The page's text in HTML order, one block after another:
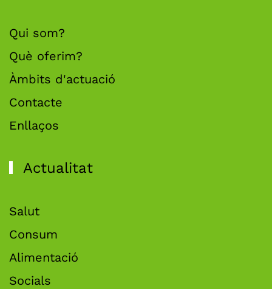
Qui som?
Què oferim?
Àmbits d'actuació
Contacte
Enllaços
Actualitat
Salut
Consum
Alimentació
Socials